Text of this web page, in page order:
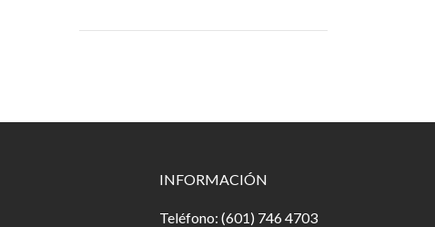
INFORMACIÓN
Teléfono: (601) 746 4703